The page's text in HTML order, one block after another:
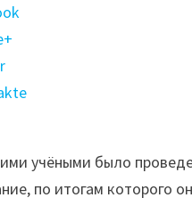
учёными было
по итогам которого